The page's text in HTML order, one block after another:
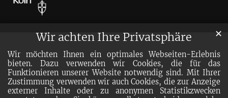
Wir achten Ihre Privatsphäre
Wir möchten Ihnen ein optimales Webseiten-Erlebnis
bieten. Dazu verwenden wir Cookies, die für das
Funktionieren unserer Website notwendig sind. Mit Ihrer
Zustimmung verwenden wir auch Cookies, die zur Anzeige
externer Inhalte oder zu anonymen Statistikzwecken
✕